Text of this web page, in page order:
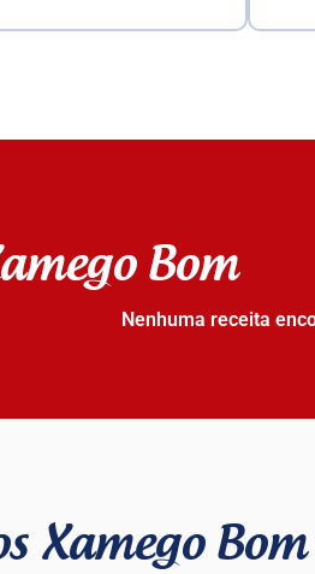
Bom
Nenhuma receita
Xamego Bom